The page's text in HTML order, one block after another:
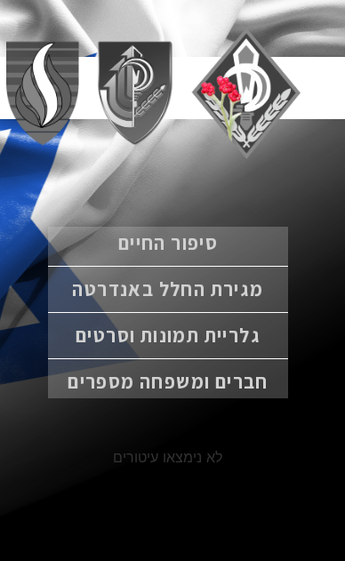
סיפור החיים
מגירת החלל באנדרטה
גלריית תמונות וסרטים
חברים ומשפחה מספרים
לא נימצאו עיטורים